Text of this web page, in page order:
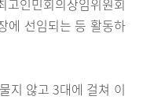
인민회의상임위원회
선임되는 등 활동하
지 않고 3대에 걸쳐 이